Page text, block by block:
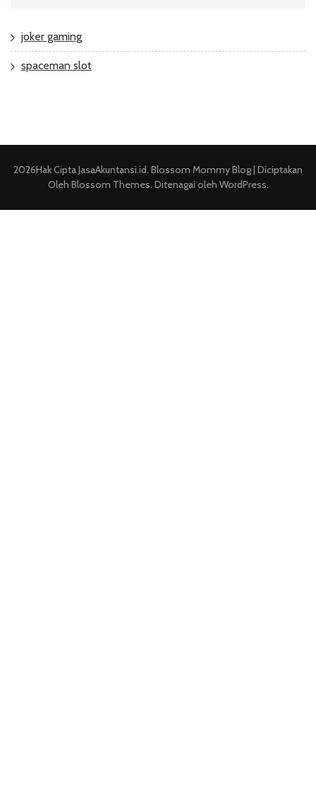
joker gaming
spaceman slot
2026Hak CiptaJasaAkuntansi.id Blossom Mommy Blog | Diciptakan
Oleh Blossom Themes . Ditenagai oleh WordPress